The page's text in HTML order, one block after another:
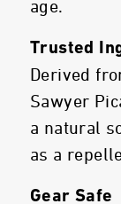
age.
Trusted
Derived
Sawyer
a natural
as a
Gear Safe